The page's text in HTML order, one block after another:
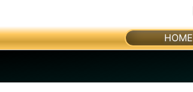
育
館・
メ
ニ
を
HOME